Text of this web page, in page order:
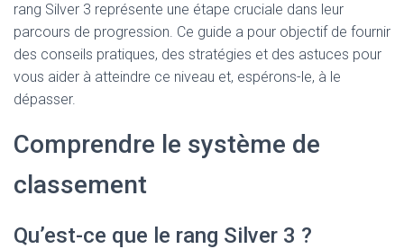
rang Silver 3 représente une étape cruciale dans leur
parcours de progression. Ce guide a pour objectif de fournir
des conseils pratiques, des stratégies et des astuces pour
vous aider à atteindre ce niveau et, espérons-le, à le
dépasser.
Comprendre le système de
classement
Qu’est-ce que le rang Silver 3 ?